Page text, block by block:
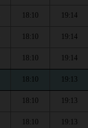
18:10 19:14
18:10 19:14
18:10 19:14
18:10 19:13
18:10 19:13
18:10 19:13